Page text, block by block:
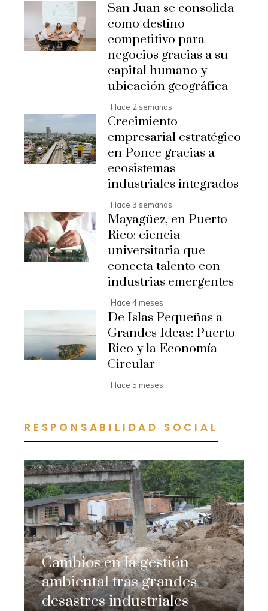
San Juan se consolida
como destino
competitivo para
negocios gracias a su
capital humano y
ubicación geográfica
Hace 2 semanas
Crecimiento
empresarial estratégico
en Ponce gracias a
ecosistemas
industriales integrados
Hace 3 semanas
Mayagüez, en Puerto
Rico: ciencia
universitaria que
conecta talento con
industrias emergentes
Hace 4 meses
De Islas Pequeñas a
Grandes Ideas: Puerto
Rico y la Economía
Circular
Hace 5 meses
RESPONSABILIDAD SOCIAL
Cambios en la gestión
ambiental tras grandes
desastres industriales